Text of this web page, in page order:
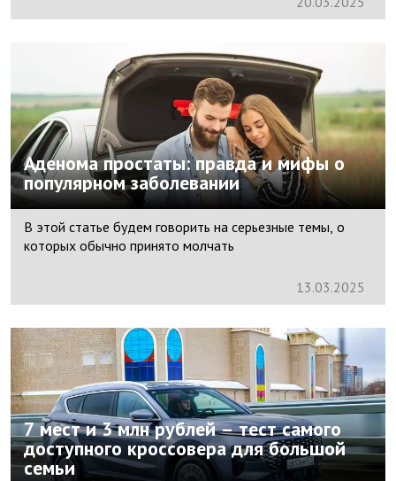
Аденома простаты: правда и мифы о
популярном заболевании
В этой статье будем говорить на серьезные темы, о
которых обычно принято молчать
13.03.2025
7 мест и 3 млн рублей – тест самого
доступного кроссовера для большой
семьи